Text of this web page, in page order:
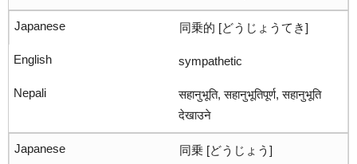
同乗的 [どうじょうてき]
sympathetic
सहानुभूति, सहानुभूतिपूर्ण, सहानुभूति
देखाउने
同乗 [どうじょう]